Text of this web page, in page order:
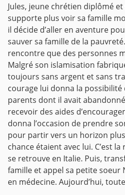
Jules, jeune chrétien diplômé
supporte plus voir sa famille
il décide d’aller en aventure
sauver sa famille de la
rencontre que des personnes
Malgré son islamisation
toujours sans argent et sans
courage lui donna la possibilité
parents dont il avait
recevoir des aides
donna l’occasion de prendre
pour partir vers un horizon plus
chance étaient avec lui. C’est
se retrouve en Italie. Puis,
famille et appel sa petite soeur
en médecine. Aujourd’hui,